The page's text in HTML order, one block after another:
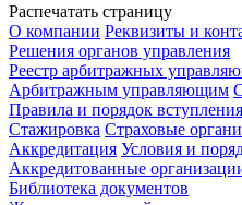
Распечатать страницу
О компании Реквизиты и
Решения органов управления
Реестр арбитражных
Арбитражным управляющим
Правила и порядок
Стажировка Страховые
Аккредитация Условия и
Аккредитованные
Библиотека документов